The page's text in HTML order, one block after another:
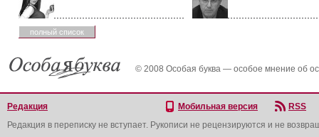
полный список
© 2008 Особая буква — особое мнение об
Редакция Мобильная версия
RSS
Редакция в переписку не вступает. Рукописи не рецензируются и не